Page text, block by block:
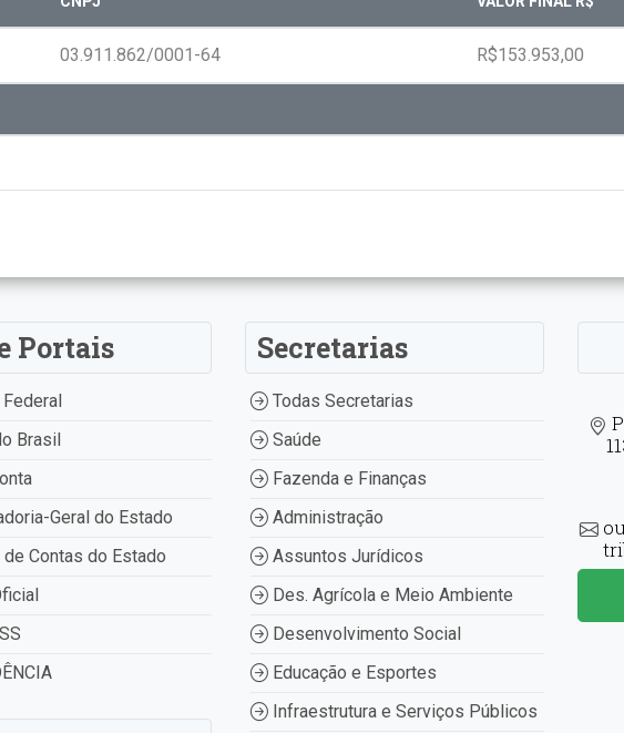
03.911.862/0001-64 R$153.953,00
Portais
Brasil
Geral do Estado
de Contas do Estado
Secretarias
Todas Secretarias
Saúde
Fazenda e Finanças
Administração
Assuntos Jurídicos
Des. Agrícola e Meio Ambiente
Desenvolvimento Social
Educação e Esportes
Infraestrutura e Serviços Públicos